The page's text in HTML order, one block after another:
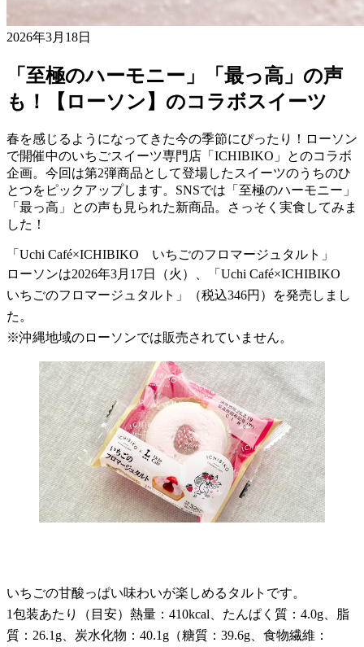
2026年3月18日
「至極のハーモニー」「最っ高」の声
も！【ローソン】のコラボスイーツ
春を感じるようになってきた今の季節にぴったり！ローソン
で開催中のいちごスイーツ専門店「ICHIBIKO」とのコラボ
企画。今回は第2弾商品として登場したスイーツのうちのひ
とつをピックアップします。SNSでは「至極のハーモニー」
「最っ高」との声も見られた新商品。さっそく実食してみま
した！
「Uchi Café×ICHIBIKO いちごのフロマージュタルト」
ローソンは2026年3月17日（火）、「Uchi Café×ICHIBIKO
いちごのフロマージュタルト」（税込346円）を発売しまし
た。
※沖縄地域のローソンでは販売されていません。
いちごの甘酸っぱい味わいが楽しめるタルトです。
1包装あたり（目安）熱量：410kcal、たんぱく質：4.0g、脂
質：26.1g、炭水化物：40.1g（糖質：39.6g、食物繊維：